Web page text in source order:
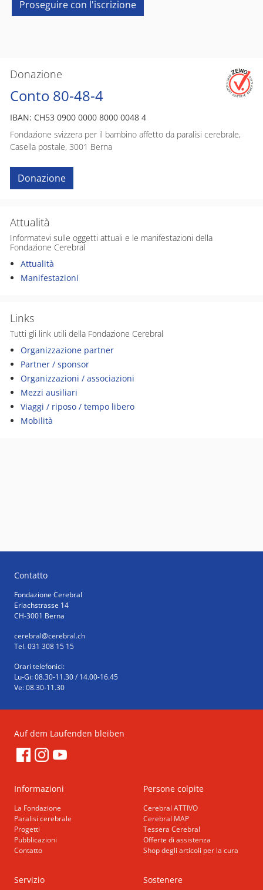
Donazione
Conto 80-48-4
IBAN: CH53 0900 0000 8000 0048 4
Fondazione svizzera per il bambino affetto da paralisi cerebrale,
Casella postale, 3001 Berna
Donazione
Attualità
Informatevi sulle oggetti attuali e le manifestazioni della
Fondazione Cerebral
Attualità
Manifestazioni
Links
Tutti gli link utili della Fondazione Cerebral
Organizzazione partner
Partner / sponsor
Organizzazioni / associazioni
Mezzi ausiliari
Viaggi / riposo / tempo libero
Mobilità
Proseguire con l'iscrizione
Contatto
Fondazione Cerebral
Erlachstrasse 14
CH-3001 Berna
cerebral@cerebral.ch
Tel. 031 308 15 15
Orari telefonici:
Lu-Gi: 08.30-11.30 / 14.00-16.45
Ve: 08.30-11.30
Auf dem Laufenden bleiben
Informazioni
La Fondazione
Paralisi cerebrale
Progetti
Pubblicazioni
Contatto
Persone colpite
Cerebral ATTIVO
Cerebral MAP
Tessera Cerebral
Offerte di assistenza
Shop degli articoli per la cura
Servizio Sostenere